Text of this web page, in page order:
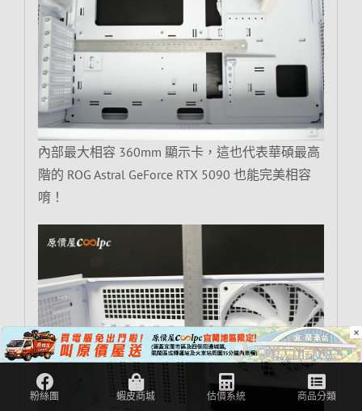
內部最大相容 360mm 顯示卡，這也代表華碩最高
階的 ROG Astral GeForce RTX 5090 也能完美相容
唷！
×